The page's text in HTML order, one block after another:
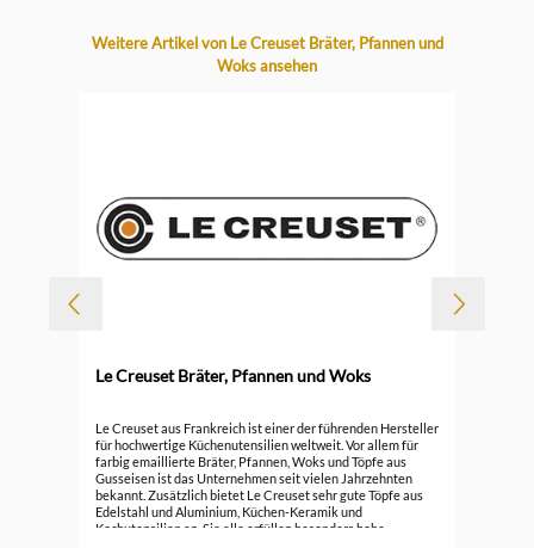
Produktgalerie überspringen
Weitere Artikel von Le Creuset Bräter, Pfannen und
Woks ansehen
Le Creuset Bräter, Pfannen und Woks
Le Creuset aus Frankreich ist einer der führenden Hersteller
für hochwertige Küchenutensilien weltweit. Vor allem für
farbig emaillierte Bräter, Pfannen, Woks und Töpfe aus
Gusseisen ist das Unternehmen seit vielen Jahrzehnten
bekannt. Zusätzlich bietet Le Creuset sehr gute Töpfe aus
Edelstahl und Aluminium, Küchen-Keramik und
Kochutensilien an. Sie alle erfüllen besonders hohe